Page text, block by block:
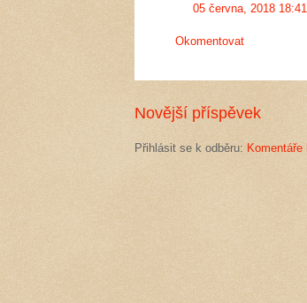
05 června, 2018 18:41
Okomentovat
Novější příspěvek
Přihlásit se k odběru: